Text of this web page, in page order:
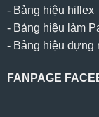
- Bảng hiệu hiflex
- Bảng hiệu làm
- Bảng hiệu dựng
FANPAGE